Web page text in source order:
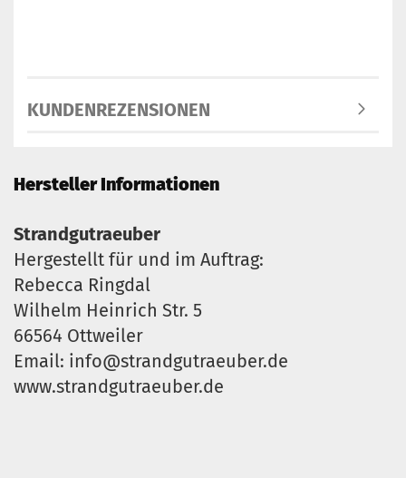
KUNDENREZENSIONEN
Hersteller Informationen
Strandgutraeuber
Hergestellt für und im Auftrag:
Rebecca Ringdal
Wilhelm Heinrich Str. 5
66564 Ottweiler
Email: info@strandgutraeuber.de
www.strandgutraeuber.de